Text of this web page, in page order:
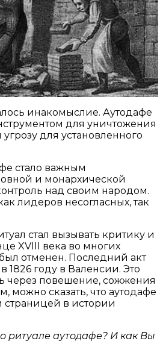
инакомыслие. Аутодафе
для уничтожения
угрозу для установленного
стало важным
и монархической
над своим народом.
лидеров несогласных, так
стал вызывать критику и
XVIII века во многих
был отменен. Последний акт
1826 году в Валенсии. Это
через повешение, сожжения
можно сказать, что аутодафе
страницей в истории
ритуале аутодафе? И как Вы